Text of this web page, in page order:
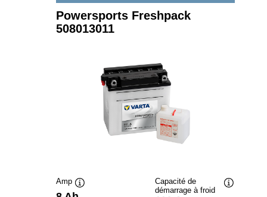
Powersports Freshpack
508013011
Amp
Capacité de
démarrage à froid